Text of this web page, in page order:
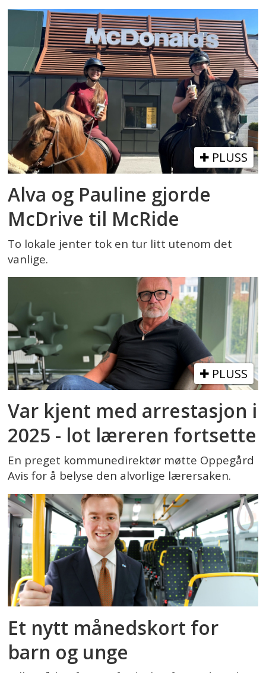
PLUSS
Alva og Pauline gjorde
McDrive til McRide
To lokale jenter tok en tur litt utenom det
vanlige.
PLUSS
Var kjent med arrestasjon i
2025 - lot læreren fortsette
En preget kommunedirektør møtte Oppegård
Avis for å belyse den alvorlige lærersaken.
Et nytt månedskort for
barn og unge